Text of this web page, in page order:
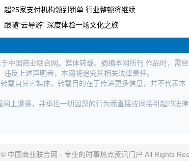
超25家支付机构领到罚单 行业整顿将继续
跟随“云导游” 深度体验一场文化之旅
中国商业联合网。媒体转载、摘编本网所刊 作品时，需经
反上述声明者，本网将追究其相关法律责任。
载自其它媒体，转载目的在于传递更多信息，并不代表本
上道德，并承担一切因您的行为而直接或间接引起的法律
中国商业联合网 - 专业的时事热点资讯门户 All Rights